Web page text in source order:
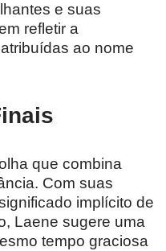
e suas
refletir a
ao nome
que combina
Com suas
implícito de
Laene sugere uma
tempo graciosa